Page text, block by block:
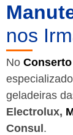
nos
No
geladeiras
Electrolux,
Consul.